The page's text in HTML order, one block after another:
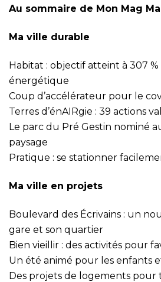
Au sommaire de Mon Mag
Ma ville durable
Habitat : objectif atteint à 307
énergétique
Coup d’accélérateur pour le
Terres d’énAIRgie : 39 actions
Le parc du Pré Gestin nominé
paysage
Pratique : se stationner
Ma ville en projets
Boulevard des Écrivains : un
gare et son quartier
Bien vieillir : des activités pour
Un été animé pour les enfants
Des projets de logements pour